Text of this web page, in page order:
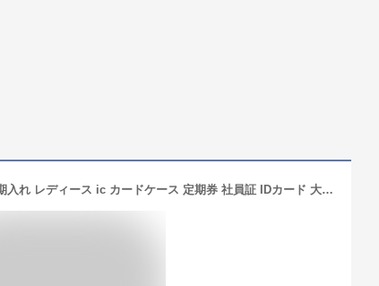
[Lumeland] パスケース リール付き 定期入れ レディース ic カードケース 定期券 社員証 IDカード 大人 pasmoケース suica ケース 定期券ケース はながら 長さ調節 首掛け 携帯 ストラップ 通勤 通学 (横型42cm アイボリー)